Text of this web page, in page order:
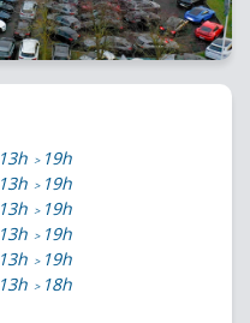
13h
19h
13h
19h
13h
19h
13h
19h
13h
19h
13h
18h